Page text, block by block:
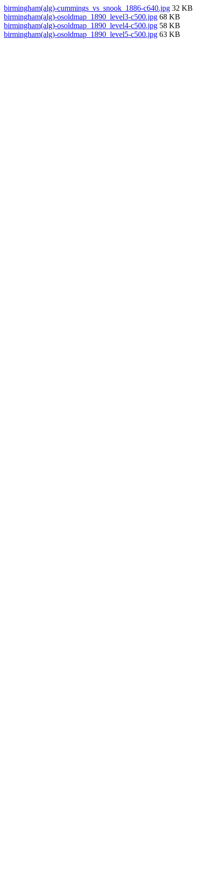
birmingham(alg)-cummings_vs_snook_1886-c640.jpg 32 KB
birmingham(alg)-osoldmap_1890_level3-c500.jpg 68 KB
birmingham(alg)-osoldmap_1890_level4-c500.jpg 58 KB
birmingham(alg)-osoldmap_1890_level5-c500.jpg 63 KB